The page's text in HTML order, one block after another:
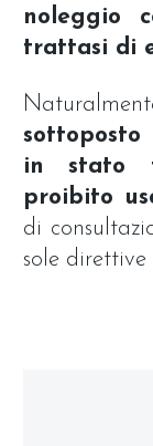
noleggio
trattasi di
sottoposto
in stato
proibito
di
sole direttive